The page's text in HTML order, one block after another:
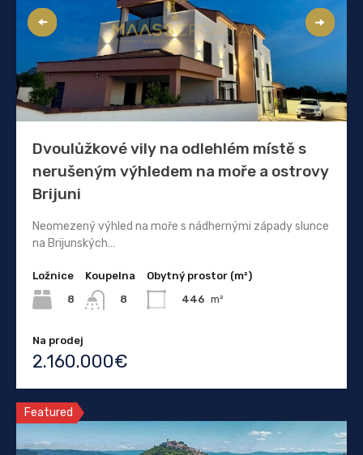
Dvoulůžkové vily na odlehlém místě s
nerušeným výhledem na moře a ostrovy
Brijuni
Neomezený výhled na moře s nádhernými západy slunce
na Brijunských…
Ložnice
8
Koupelna
8
Obytný prostor (m²)
446 m²
Na prodej
2.160.000€
Featured